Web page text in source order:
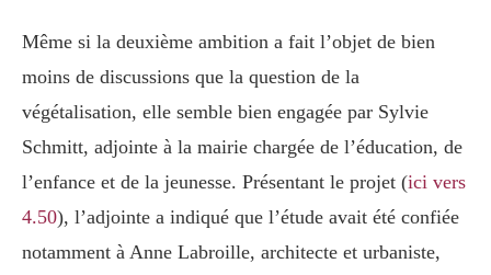
Même si la deuxième ambition a fait l’objet de bien
moins de discussions que la question de la
végétalisation, elle semble bien engagée par Sylvie
Schmitt, adjointe à la mairie chargée de l’éducation, de
l’enfance et de la jeunesse. Présentant le projet (ici vers
4.50), l’adjointe a indiqué que l’étude avait été confiée
notamment à Anne Labroille, architecte et urbaniste,